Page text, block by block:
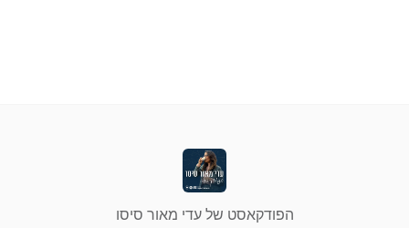
הפודקאסט של עדי מאור סיסו